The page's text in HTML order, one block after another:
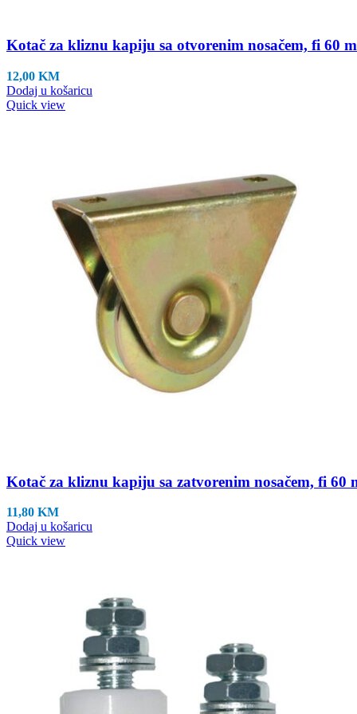
Kotač za kliznu kapiju sa otvorenim nosačem, fi 60
12,00 KM
Dodaj u košaricu
Quick view
Kotač za kliznu kapiju sa zatvorenim nosačem, fi 60
11,80 KM
Dodaj u košaricu
Quick view